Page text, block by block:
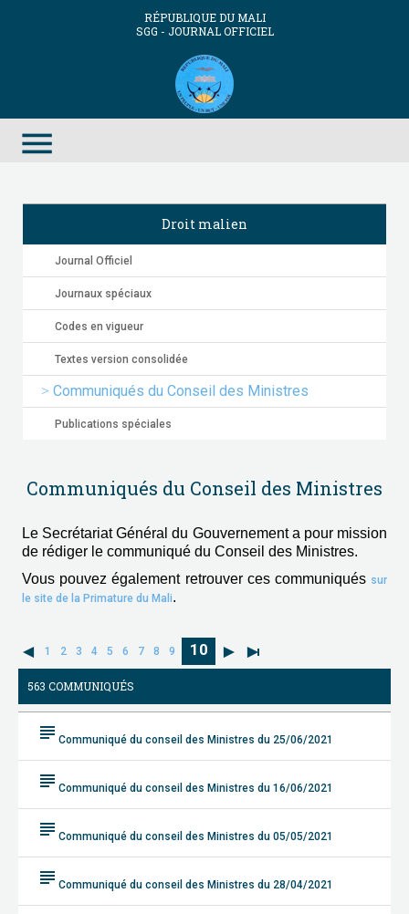
RÉPUBLIQUE DU MALI
SGG - JOURNAL OFFICIEL
menu
Droit malien
Journal Officiel
Journaux spéciaux
Codes en vigueur
Textes version consolidée
Communiqués du Conseil des Ministres
Publications spéciales
Communiqués du Conseil des Ministres
Le Secrétariat Général du Gouvernement a pour mission
de rédiger le communiqué du Conseil des Ministres.
Vous pouvez également retrouver ces communiqués sur
le site de la Primature du Mali.
1 2 3 4 5 6 7 8 9 10
563 COMMUNIQUÉS
subject Communiqué du conseil des Ministres du 25/06/2021
subject Communiqué du conseil des Ministres du 16/06/2021
subject Communiqué du conseil des Ministres du 05/05/2021
subject Communiqué du conseil des Ministres du 28/04/2021